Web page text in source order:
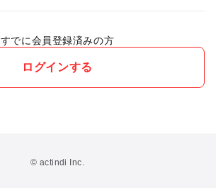
すでに会員登録済みの方
ログインする
© actindi Inc.